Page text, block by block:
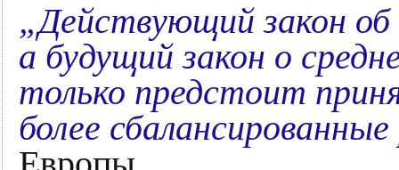
„Действующий закон
а будущий закон о
только предстоит
более